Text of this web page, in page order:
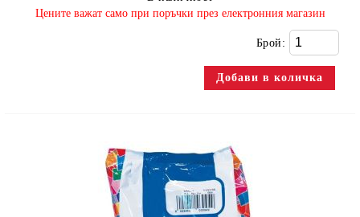
​Цените важат само при поръчки през електронния магазин
Брой: